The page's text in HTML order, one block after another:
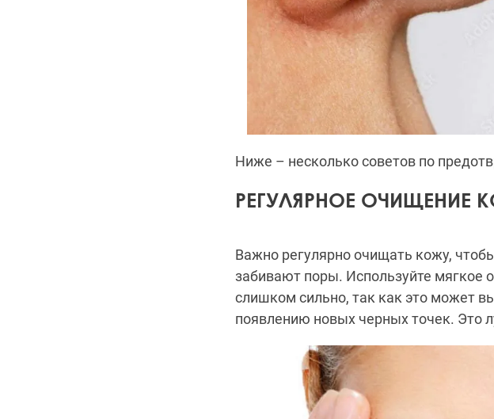
Ниже – несколько советов по
РЕГУЛЯРНОЕ ОЧИЩЕНИЕ
Важно регулярно очищать кожу,
забивают поры. Используйте мягкое
слишком сильно, так как это может
появлению новых черных точек. Это